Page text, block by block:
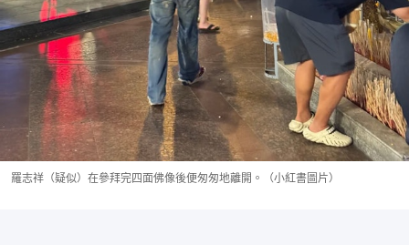
羅志祥（疑似）在參拜完四面佛像後便匆匆地離開。（小紅書圖片）